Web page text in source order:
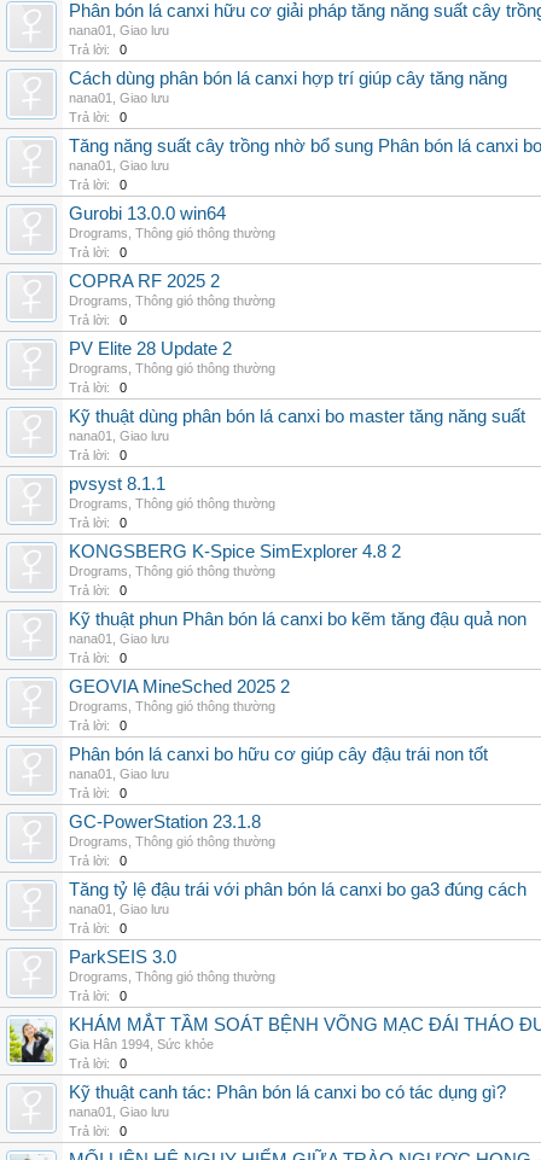
Phân bón lá canxi hữu cơ giải pháp tăng năng suất cây
nana01
Giao lưu
Trả lời:
0
Cách dùng phân bón lá canxi hợp trí giúp cây tăng năng
nana01
Giao lưu
Trả lời:
0
Tăng năng suất cây trồng nhờ bổ sung Phân bón lá canxi
nana01
Giao lưu
Trả lời:
0
Gurobi 13.0.0 win64
Drograms Thông gió thông thường
Trả lời:
0
COPRA RF 2025 2
Drograms Thông gió thông thường
Trả lời:
0
PV Elite 28 Update 2
Drograms Thông gió thông thường
Trả lời:
0
Kỹ thuật dùng phân bón lá canxi bo master tăng năng suất
nana01
Giao lưu
Trả lời:
0
pvsyst 8.1.1
Drograms Thông gió thông thường
Trả lời:
0
KONGSBERG K-Spice SimExplorer 4.8 2
Drograms Thông gió thông thường
Trả lời:
0
Kỹ thuật phun Phân bón lá canxi bo kẽm tăng đậu quả non
nana01
Giao lưu
Trả lời:
0
GEOVIA MineSched 2025 2
Drograms Thông gió thông thường
Trả lời:
0
Phân bón lá canxi bo hữu cơ giúp cây đậu trái non tốt
nana01
Giao lưu
Trả lời:
0
GC-PowerStation 23.1.8
Drograms Thông gió thông thường
Trả lời:
0
Tăng tỷ lệ đậu trái với phân bón lá canxi bo ga3 đúng cách
nana01
Giao lưu
Trả lời:
0
ParkSEIS 3.0
Drograms Thông gió thông thường
Trả lời:
0
KHÁM MẮT TẦM SOÁT BỆNH VÕNG MẠC ĐÁI THÁO
Gia Hân 1994 Sức khỏe
Trả lời:
0
Kỹ thuật canh tác: Phân bón lá canxi bo có tác dụng gì?
nana01
Giao lưu
Trả lời:
0